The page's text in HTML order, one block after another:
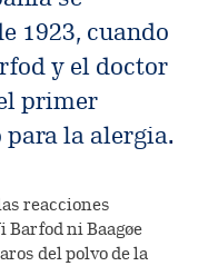
1923, cuando
y el doctor
primer
la alergia.
reacciones
Barfod ni Baagøe
del polvo de la